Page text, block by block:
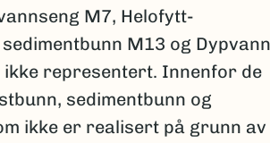
M7, Helofytt-
M13 og Dypvann
representert. Innenfor de
sedimentbunn og
ikke er realisert på grunn av